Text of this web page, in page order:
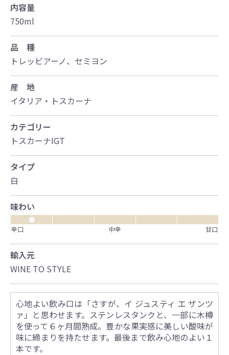
内容量
750ml
品 種
トレッビアーノ、セミヨン
産 地
イタリア・トスカーナ
カテゴリー
トスカーナIGT
タイプ
白
味わい
●
辛口
中辛 甘口
輸入元
WINE TO STYLE
心地よい飲み口は「さすが、イ ジュスティ エ ザンツ
ァ」と思わせます。ステンレスタンクと、一部に木樽
を使って６ヶ月間熟成。豊かな果実感に美しい酸味が
味に締まりを持たせます。最後まで飲み心地のよい１
本です。